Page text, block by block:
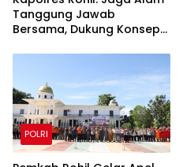
Tanggung Jawab
Bersama, Dukung Konsep
POLRI